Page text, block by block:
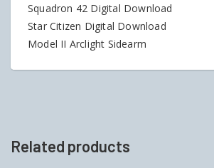
Squadron 42 Digital Download
Star Citizen Digital Download
Model II Arclight Sidearm
Related products